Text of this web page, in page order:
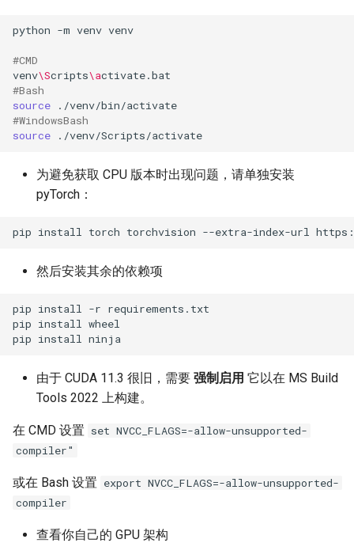
python -m venv venv
#CMD
venv\Scripts\a
#Bash
source
#WindowsBash
source
为避免获取 CPU 版本时出现问题，请单独安装
pyTorch：
然后安装其余的依赖项
pip install -r requirements.txt
pip install wheel
pip install
由于 CUDA 11.3 很旧，需要 强制启用 它以在 MS Build
Tools 2022 上构建。
在 CMD 设置 set NVCC_FLAGS=-allow-unsupported-
compiler"
或在 Bash 设置 export NVCC_FLAGS=-allow-unsupported-
compiler
查看你自己的 GPU 架构